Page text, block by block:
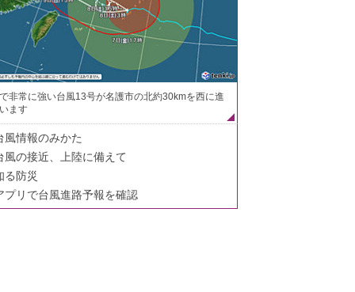
非常に強い台風13号が名護市の北約30kmを西に進
ます
風情報のみかた
風の接近、上陸に備えて
る防災
プリで台風進路予報を確認